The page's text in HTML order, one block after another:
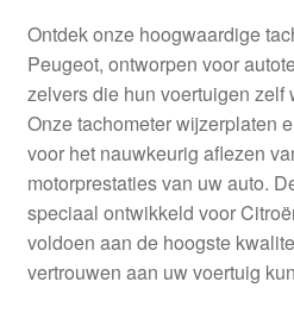
Contact
Kassa
Klachten
Klachtenprocedure
Ontdek onze hoogwaardige
Peugeot, ontworpen voor
zelvers die hun voertuigen zelf
Onze tachometer wijzerplaten
voor het nauwkeurig aflezen
motorprestaties van uw auto.
speciaal ontwikkeld voor
voldoen aan de hoogste
vertrouwen aan uw voertuig